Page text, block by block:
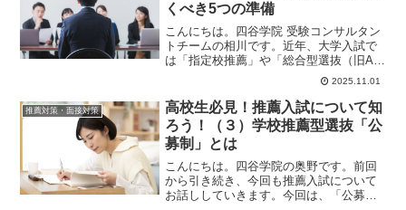
くべき5つの準備
こんにちは。四谷学院 受験コンサルタン
トチームの相川です。近年、大学入試で
は「指定校推薦」や「総合型選抜（旧AO
入試）」を利用する受験生が増えていま
2025.11.01
推薦対策・面接対策
高校生必見！推薦入試について知
ろう！（３）学校推薦型選抜「公
募制」とは
こんにちは。四谷学院の奥野です。前回
から引き続き、今回も推薦入試について
お話ししていきます。今回は、「公募